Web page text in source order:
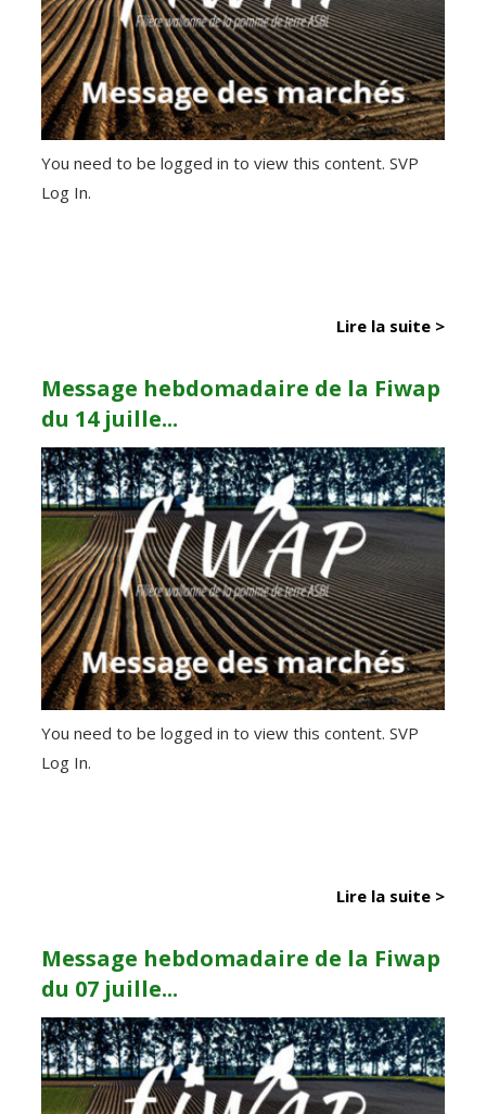
You need to be logged in to view this content. SVP
Log In.
Lire la suite >
Message hebdomadaire de la Fiwap
du 14 juille...
You need to be logged in to view this content. SVP
Log In.
Lire la suite >
Message hebdomadaire de la Fiwap
du 07 juille...